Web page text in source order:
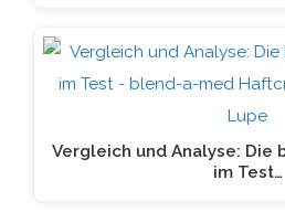
Vergleich und Analyse: Die
im Test…